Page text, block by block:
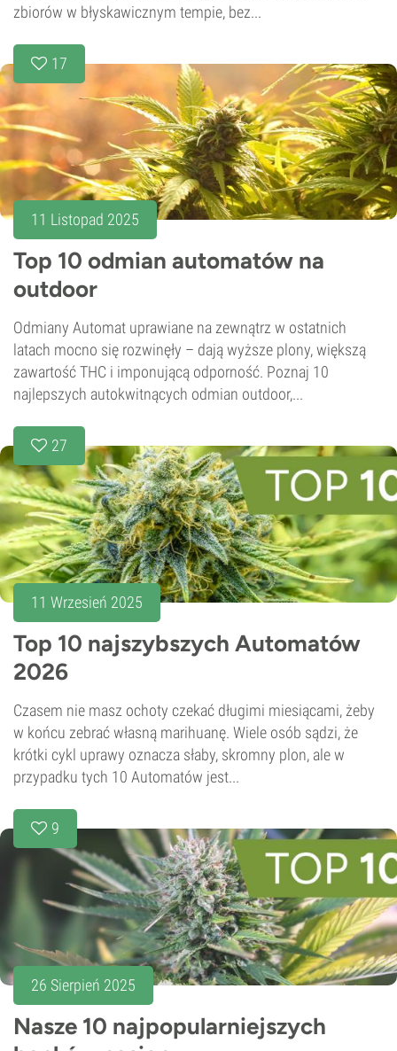
zbiorów w błyskawicznym tempie, bez...
17
11 Listopad 2025
Top 10 odmian automatów na
outdoor
Odmiany Automat uprawiane na zewnątrz w ostatnich
latach mocno się rozwinęły – dają wyższe plony, większą
zawartość THC i imponującą odporność. Poznaj 10
najlepszych autokwitnących odmian outdoor,...
27
11 Wrzesień 2025
Top 10 najszybszych Automatów
2026
Czasem nie masz ochoty czekać długimi miesiącami, żeby
w końcu zebrać własną marihuanę. Wiele osób sądzi, że
krótki cykl uprawy oznacza słaby, skromny plon, ale w
przypadku tych 10 Automatów jest...
9
26 Sierpień 2025
Nasze 10 najpopularniejszych